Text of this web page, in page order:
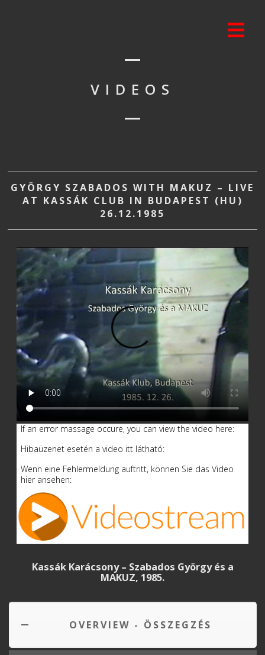
VIDEOS
GYÖRGY SZABADOS WITH MAKUZ – LIVE
AT KASSÁK CLUB IN BUDAPEST (HU)
26.12.1985
If an error massage occure, you can view the video here:
Hibaüzenet esetén a video itt látható:
Wenn eine Fehlermeldung auftritt, können Sie das Video
hier ansehen:
Kassák Karácsony – Szabados György és a
MAKUZ, 1985.
OVERVIEW - ÖSSZEGZÉS